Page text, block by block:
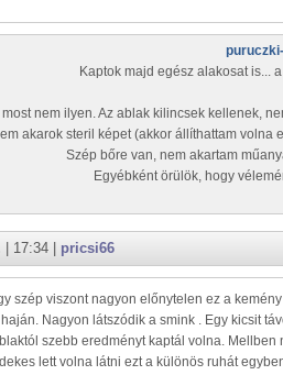
Kaptok majd egész alakosat is...
most nem ilyen. Az ablak kilincsek kellenek,
akarok steril képet (akkor állíthattam volna
Szép bőre van, nem akartam
Egyébként örülök, hogy
| 17:34 | pricsi66
szép viszont nagyon előnytelen ez a
Nagyon látszódik a smink . Egy kicsit
szebb eredményt kaptál volna. Mellben
lett volna látni ezt a különös ruhát